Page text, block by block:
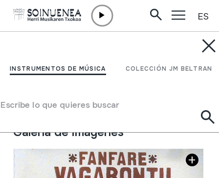
INSTRUMENTOS DE MÚSICA COLECCIÓN JM BELTRAN
Escribe lo que quieres buscar
ES
Fanfare Vagabontu
Tipo de colección Fonoteca
Situación:
I / 3
Galería de imágenes